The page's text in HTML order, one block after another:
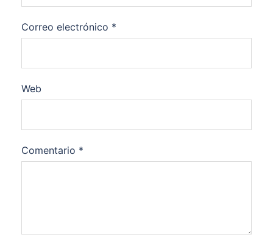
Correo electrónico *
Web
Comentario *